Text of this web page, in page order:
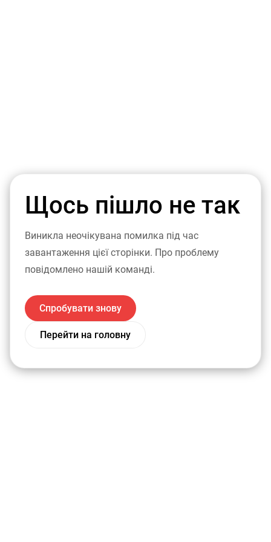
Щось пішло не так
Виникла неочікувана помилка під час
завантаження цієї сторінки. Про проблему
повідомлено нашій команді.
Спробувати знову
Перейти на головну